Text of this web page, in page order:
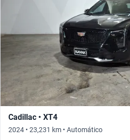
Cadillac • XT4
2024 • 23,231 km • Automático